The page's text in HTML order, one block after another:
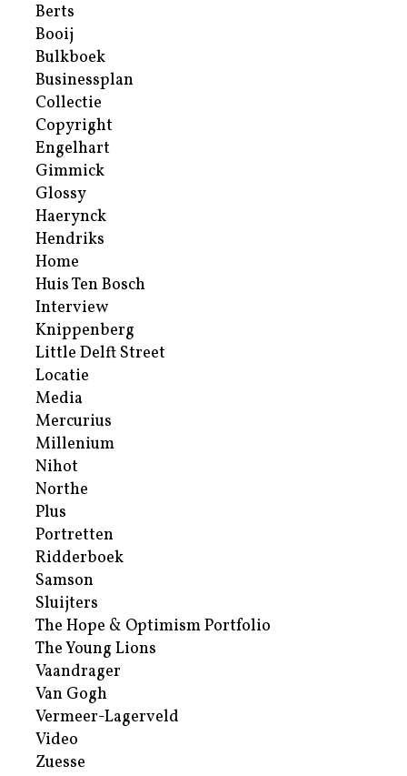
Berts
Booij
Bulkboek
Businessplan
Collectie
Copyright
Engelhart
Gimmick
Glossy
Haerynck
Hendriks
Home
Huis Ten Bosch
Interview
Knippenberg
Little Delft Street
Locatie
Media
Mercurius
Millenium
Nihot
Northe
Plus
Portretten
Ridderboek
Samson
Sluijters
The Hope & Optimism Portfolio
The Young Lions
Vaandrager
Van Gogh
Vermeer-Lagerveld
Video
Zuesse